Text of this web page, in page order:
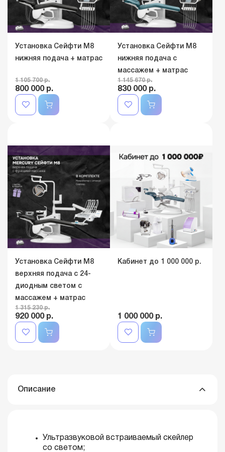
Установка Сейфти M8
нижняя подача + матрас
1 105 700 р.
800 000 р.
Установка Сейфти M8
нижняя подача с
массажем + матрас
1 145 670 р.
830 000 р.
Установка Сейфти M8
верхняя подача c 24-
диодным светом с
массажем + матрас
1 315 230 р.
920 000 р.
Кабинет до 1 000 000 р.
1 000 000 р.
Описание
Ультразвуковой встраиваемый скейлер
со светом;